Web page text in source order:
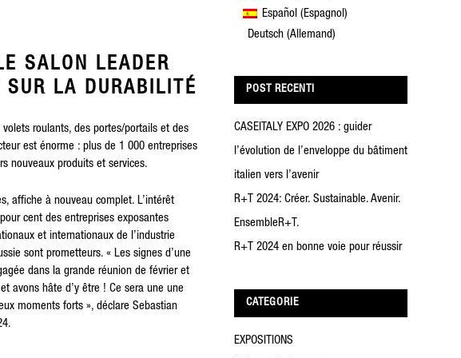
SALON LEADER
LA DURABILITÉ
roulants, des portes/portails et des
est énorme : plus de 1 000 entreprises
nouveaux produits et services.
affiche à nouveau complet. L’intérêt
cent des entreprises exposantes
et internationaux de l’industrie
sont prometteurs. « Les signes d’une
dans la grande réunion de février et
avons hâte d’y être ! Ce sera une une
moments forts », déclare Sebastian
Español ( Espagnol )
Deutsch(Allemand)
POST RECENTI
CASEITALY EXPO 2026 : guider
l’évolution de l’enveloppe du bâtiment
italien vers l’avenir
R+T 2024: Créer. Sustainable. Avenir.
EnsembleR+T.
R+T 2024 en bonne voie pour réussir
CATEGORIE
EXPOSITIONS